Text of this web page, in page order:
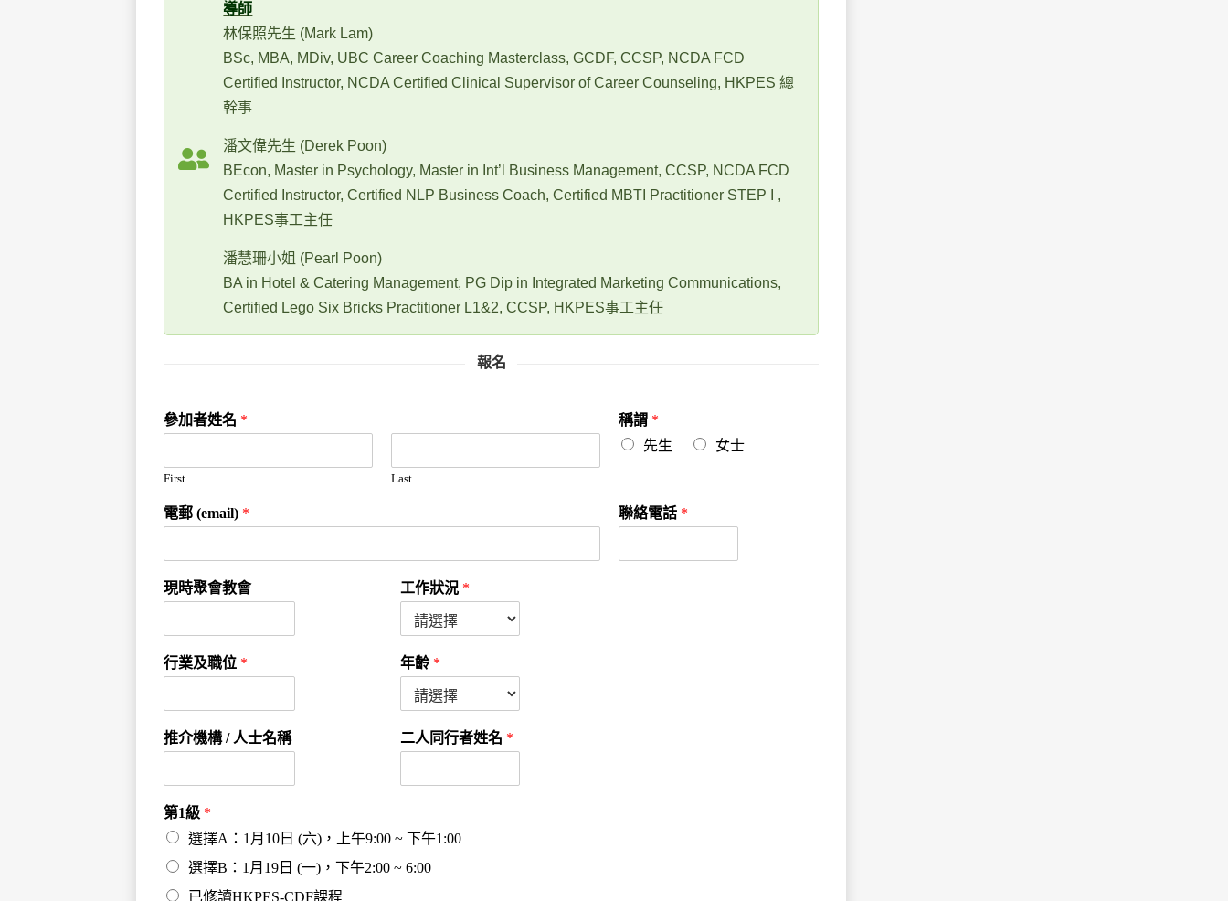
導師
林保照先生 (Mark Lam)
BSc, MBA, MDiv, UBC Career Coaching Masterclass, GCDF, CCSP, NCDA FCD
Certified Instructor, NCDA Certified Clinical Supervisor of Career Counseling, HKPES 總
幹事
潘文偉先生 (Derek Poon)
BEcon, Master in Psychology, Master in Int’l Business Management, CCSP, NCDA FCD
Certified Instructor, Certified NLP Business Coach, Certified MBTI Practitioner STEP I ,
HKPES事工主任
潘慧珊小姐 (Pearl Poon)
BA in Hotel & Catering Management, PG Dip in Integrated Marketing Communications,
Certified Lego Six Bricks Practitioner L1&2, CCSP, HKPES事工主任
報名
參加者姓名 *
First Last
稱謂 *
先生
女士
電郵 (email) * 聯絡電話 *
現時聚會教會 工作狀況 *
行業及職位 * 年齡 *
推介機構 / 人士名稱 二人同行者姓名 *
第1級 *
選擇A：1月10日 (六)，上午9:00 ~ 下午1:00
選擇B：1月19日 (一)，下午2:00 ~ 6:00
已修讀HKPES-CDF課程